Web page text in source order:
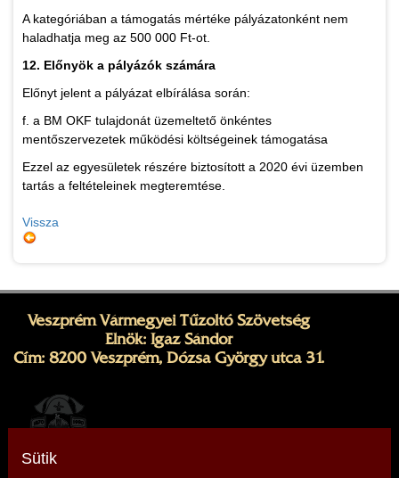
A kategóriában a támogatás mértéke pályázatonként nem
haladhatja meg az 500 000 Ft-ot.
12. Előnyök a pályázók számára
Előnyt jelent a pályázat elbírálása során:
f. a BM OKF tulajdonát üzemeltető önkéntes
mentőszervezetek működési költségeinek támogatása
Ezzel az egyesületek részére biztosított a 2020 évi üzemben
tartás a feltételeinek megteremtése.
Vissza
Veszprém Vármegyei Tűzoltó Szövetség
Elnök: Igaz Sándor
Cím: 8200 Veszprém, Dózsa György utca 31.
Sütik